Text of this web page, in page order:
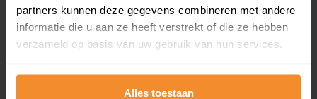
partners kunnen deze gegevens combineren met andere
informatie die u aan ze heeft verstrekt of die ze hebben
verzameld op basis van uw gebruik van hun services.
Alles toestaan
Eénpersoons
33%
Stel (geen kinderen)
67%